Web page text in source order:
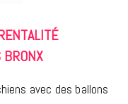
BRONX
avec des ballons